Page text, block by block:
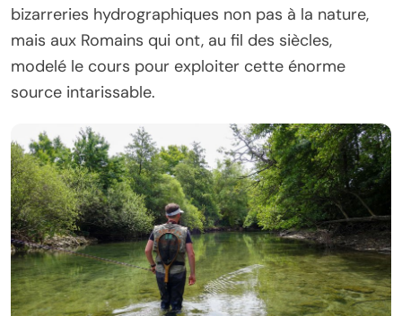
bizarreries hydrographiques non pas à la nature,
mais aux Romains qui ont, au fil des siècles,
modelé le cours pour exploiter cette énorme
source intarissable.